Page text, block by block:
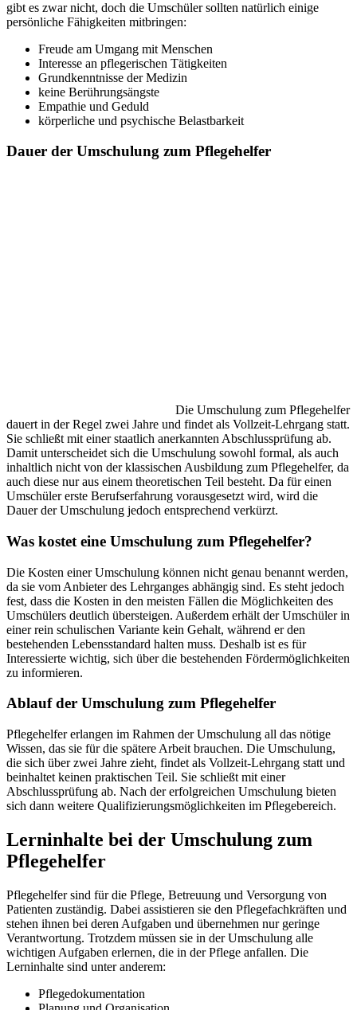
gibt es zwar nicht, doch die Umschüler sollten natürlich einige
persönliche Fähigkeiten mitbringen:
Freude am Umgang mit Menschen
Interesse an pflegerischen Tätigkeiten
Grundkenntnisse der Medizin
keine Berührungsängste
Empathie und Geduld
körperliche und psychische Belastbarkeit
Dauer der Umschulung zum Pflegehelfer
Die Umschulung zum Pflegehelfer
dauert in der Regel zwei Jahre und findet als Vollzeit-Lehrgang statt.
Sie schließt mit einer staatlich anerkannten Abschlussprüfung ab.
Damit unterscheidet sich die Umschulung sowohl formal, als auch
inhaltlich nicht von der klassischen Ausbildung zum Pflegehelfer, da
auch diese nur aus einem theoretischen Teil besteht. Da für einen
Umschüler erste Berufserfahrung vorausgesetzt wird, wird die
Dauer der Umschulung jedoch entsprechend verkürzt.
Was kostet eine Umschulung zum Pflegehelfer?
Die Kosten einer Umschulung können nicht genau benannt werden,
da sie vom Anbieter des Lehrganges abhängig sind. Es steht jedoch
fest, dass die Kosten in den meisten Fällen die Möglichkeiten des
Umschülers deutlich übersteigen. Außerdem erhält der Umschüler in
einer rein schulischen Variante kein Gehalt, während er den
bestehenden Lebensstandard halten muss. Deshalb ist es für
Interessierte wichtig, sich über die bestehenden Fördermöglichkeiten
zu informieren.
Ablauf der Umschulung zum Pflegehelfer
Pflegehelfer erlangen im Rahmen der Umschulung all das nötige
Wissen, das sie für die spätere Arbeit brauchen. Die Umschulung,
die sich über zwei Jahre zieht, findet als Vollzeit-Lehrgang statt und
beinhaltet keinen praktischen Teil. Sie schließt mit einer
Abschlussprüfung ab. Nach der erfolgreichen Umschulung bieten
sich dann weitere Qualifizierungsmöglichkeiten im Pflegebereich.
Lerninhalte bei der Umschulung zum
Pflegehelfer
Pflegehelfer sind für die Pflege, Betreuung und Versorgung von
Patienten zuständig. Dabei assistieren sie den Pflegefachkräften und
stehen ihnen bei deren Aufgaben und übernehmen nur geringe
Verantwortung. Trotzdem müssen sie in der Umschulung alle
wichtigen Aufgaben erlernen, die in der Pflege anfallen. Die
Lerninhalte sind unter anderem:
Pflegedokumentation